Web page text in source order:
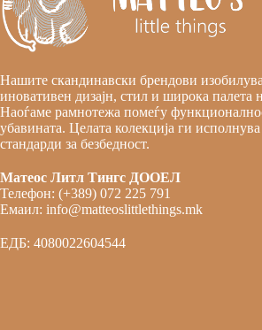
Нашите скандинавски брендови
иновативен дизајн, стил и широка палета
Наоѓаме рамнотежа помеѓу
убавината. Целата колекција ги
стандарди за безбедност.
Матеос Литл Тингс ДООЕЛ
Телефон: (+389) 072 225 791
Емаил: info@matteoslittlethings.mk
ЕДБ: 4080022604544